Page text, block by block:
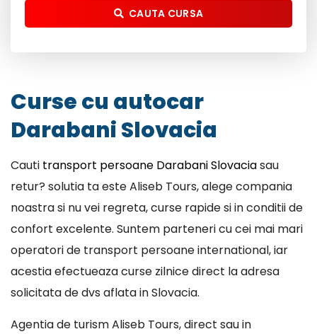
CAUTA CURSA
Curse cu autocar
Darabani Slovacia
Cauti transport persoane Darabani Slovaciasau
retur? solutia ta este Aliseb Tours, alege compania
noastra si nu vei regreta, curse rapide si in conditii de
confort excelente. Suntem parteneri cu cei mai mari
operatori de transport persoane international, iar
acestia efectueaza curse zilnice direct la adresa
solicitata de dvs aflata in Slovacia.
Agentia de turism Aliseb Tours, direct sau in